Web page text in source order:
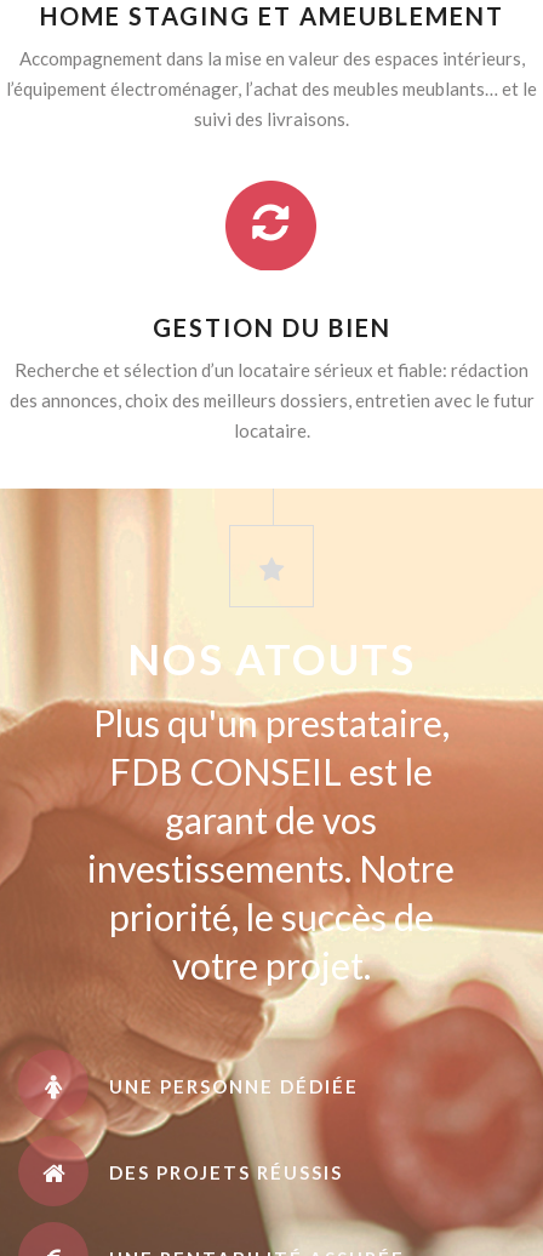
HOME STAGING ET AMEUBLEMENT
Accompagnement dans la mise en valeur des espaces intérieurs,
l’équipement électroménager, l’achat des meubles meublants… et le
suivi des livraisons.
GESTION DU BIEN
Recherche et sélection d’un locataire sérieux et fiable: rédaction
des annonces, choix des meilleurs dossiers, entretien avec le futur
locataire.
NOS ATOUTS
Plus qu'un prestataire,
FDB CONSEIL est le
garant de vos
investissements. Notre
priorité, le succès de
votre projet.
UNE PERSONNE DÉDIÉE
DES PROJETS RÉUSSIS